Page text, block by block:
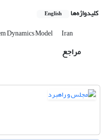
کلیدواژه‌ها English
Dynamics Model Iran
مراجع